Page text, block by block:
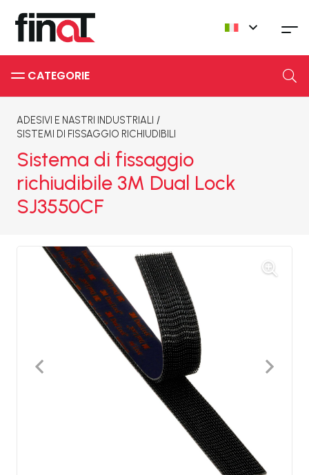
CATEGORIE
ADESIVI E NASTRI INDUSTRIALI /
SISTEMI DI FISSAGGIO RICHIUDIBILI
Sistema di fissaggio
richiudibile 3M Dual Lock
SJ3550CF